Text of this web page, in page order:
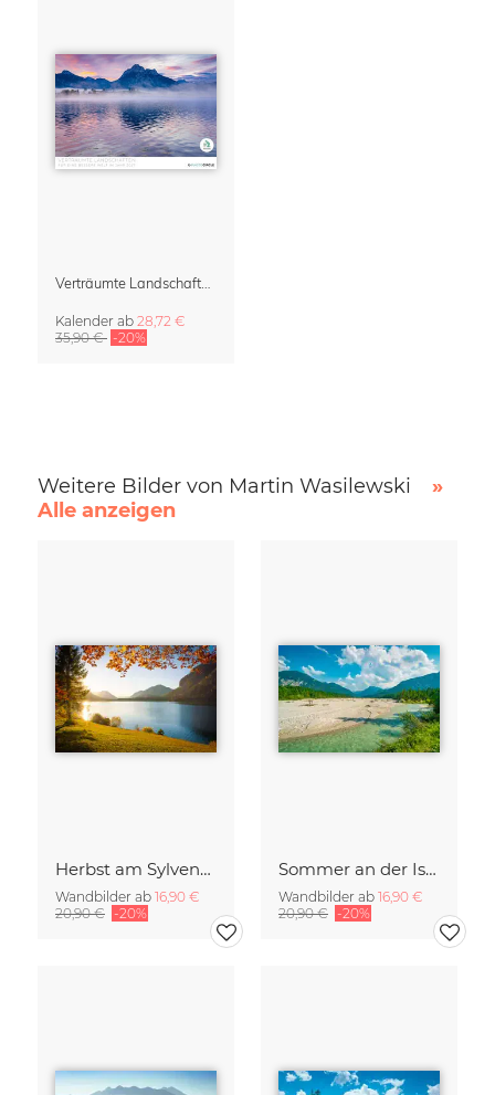
Kalender ab 28,72 €
35,90 € -20%
Weitere Bilder von Martin Wasilewski
»
Alle anzeigen
Herbst am Sylvensteinsee
Wandbilder ab 16,90 €
20,90 € -20%
Sommer an der Isar
Wandbilder ab 16,90 €
20,90 € -20%